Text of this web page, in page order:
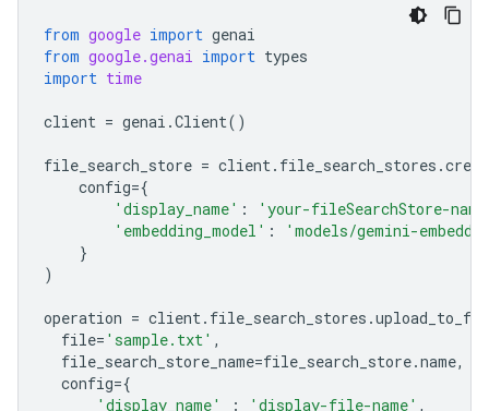
from google import genai
from google.genai import types
import time
client = genai .Client()
file_search_store = client. file_search_stores .
config={
'display_name' :
'your-fileSearchStore-
'embedding_model' :
'models/gemini-
}
)
operation = client. file_search_stores .
file= 'sample.txt' ,
file_search_store_name=file_search_store.name,
config={
'display_name'
: 'display-file-name' ,